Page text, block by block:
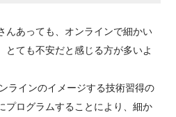
んあっても、オンラインで細かい
とても不安だと感じる方が多いよ
ラインのイメージする技術習得の
プログラムすることにより、細か